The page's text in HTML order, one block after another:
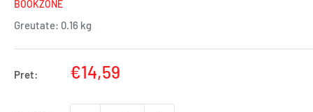
BOOKZONE
Greutate: 0.16 kg
Pret:
Pret
€14,59